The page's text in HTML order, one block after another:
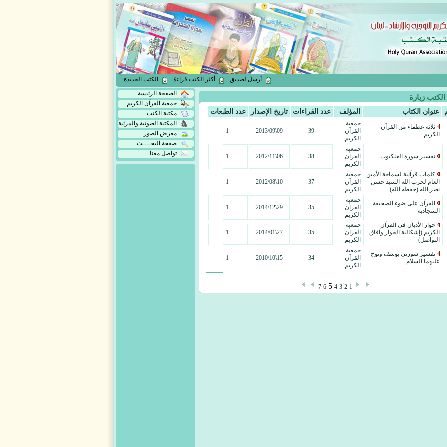
الكتب الجديدة أكثر الكتب قراءةً أرسل لصديق
الكتب زيارة
عنوان الكتاب المؤلف عدد القراءات تاريخ الإصدار عدد الطبعات
ثلاثة عظماء من القرآن
الكريم
جمعية
القرآن
الكريم
39
09\09\2013
تفسير سورة العنكبوت
جمعية
القرآن
الكريم
38
06\11\2012
كلمات قرآنية لسماحة الأمين
العام لحزب الله السيد حسن
نصر الله (حفظه الله)
جمعية
القرآن
الكريم
37
10\08\2012
القرآن على ضوء الصحيفة
السجادية
جمعية
القرآن
الكريم
35
29\12\2014
حوار الأديان في القرآن
الكريم (إشكالية الحوار وآفاق
التواصل)
جمعية
القرآن
الكريم
35
27\01\2014
تفسير سورتي يوسف ونوح
عليهما السلام
جمعية
القرآن
الكريم
34
15\10\2010
1
2
3
4
5
6
7
الصفحة الرئيسة
جمعية القرآن الكريم
مكتبة الكتب
المكتبة الصوتية والمرئية
معرض الصور
صفحة البحــــث
تواصل معنا